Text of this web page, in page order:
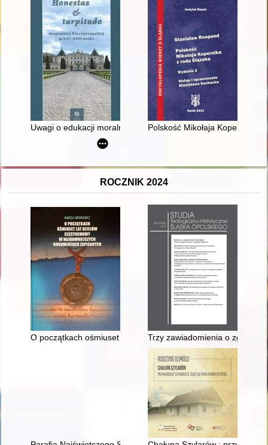
Uwagi o edukacji moralnej synów szlacheckich w XVI-
Polskość Mikołaja Kopernika z
ROCZNIK 2024
O początkach ośmiuset lat dziejów Częstochowy w
Trzy zawiadomienia o